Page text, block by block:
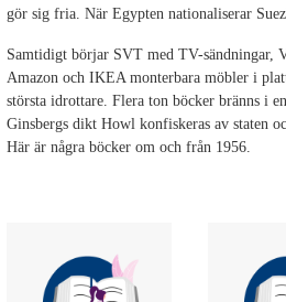
gör sig fria. När Egypten nationaliserar
Samtidigt börjar SVT med TV-sändningar,
Amazon och IKEA monterbara möbler i
största idrottare. Flera ton böcker bränns i
Ginsbergs dikt Howl konfiskeras av staten
Här är några böcker om och från 1956.